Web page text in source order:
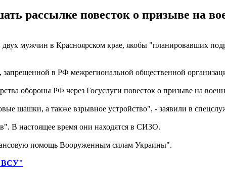
рассылке повесток о призыве на
мужчин в Красноярском крае, якобы "планировавших
в РФ межрегиональной общественной
обороны РФ через Госуслуги повесток о призыве на
шашки, а также взрывное устройство", - заявили в
В настоящее время они находятся в СИЗО.
помощь Вооруженным силам Украины".
ВСУ"